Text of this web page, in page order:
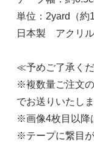
単位：2yard（約
日本製 アクリル
≪予めご了承く
※複数量ご注文
でお送りいたしま
※画像4枚目以降
※テープに繋目が